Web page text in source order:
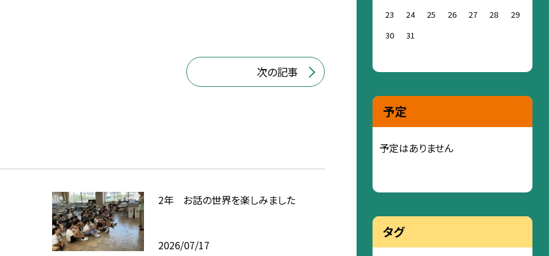
次の記事
2年 お話の世界を楽しみました
2026/07/17
23
24 25 26 27 28
29
30
31
予定
予定はありません
タグ